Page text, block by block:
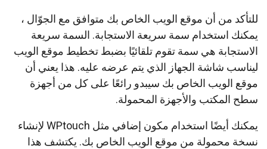
للتأكد من أن موقع الويب الخاص بك متوافق مع الجوّال ،
يمكنك استخدام سمة سريعة الاستجابة. السمة سريعة
الاستجابة هي سمة تقوم تلقائيًا بضبط تخطيط موقع الويب
ليناسب شاشة الجهاز الذي يتم عرضه عليه. هذا يعني أن
موقع الويب الخاص بك سيبدو رائعًا على كل من أجهزة
سطح المكتب والأجهزة المحمولة.
يمكنك أيضًا استخدام مكون إضافي مثل WPtouch لإنشاء
نسخة محمولة من موقع الويب الخاص بك. يكتشف هذا